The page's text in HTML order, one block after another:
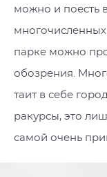
можно и поесть
парке можно
обозрения.
таит в себе
ракурсы, это
самой очень